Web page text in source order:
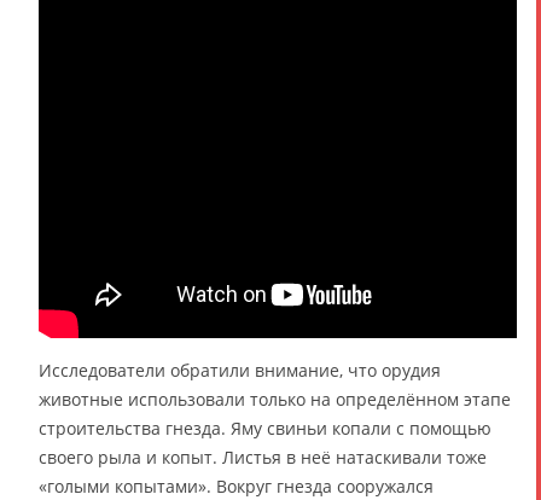
Исследователи обратили внимание, что орудия
животные использовали только на определённом этапе
строительства гнезда. Яму свиньи копали с помощью
своего рыла и копыт. Листья в неё натаскивали тоже
«голыми копытами». Вокруг гнезда сооружался